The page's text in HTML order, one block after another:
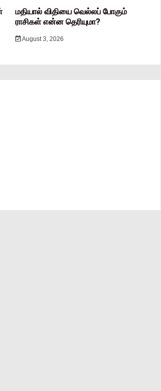
மதியால் விதியை வெல்லப் போகும்
ராசிகள் என்ன தெரியுமா?
August 3, 2026